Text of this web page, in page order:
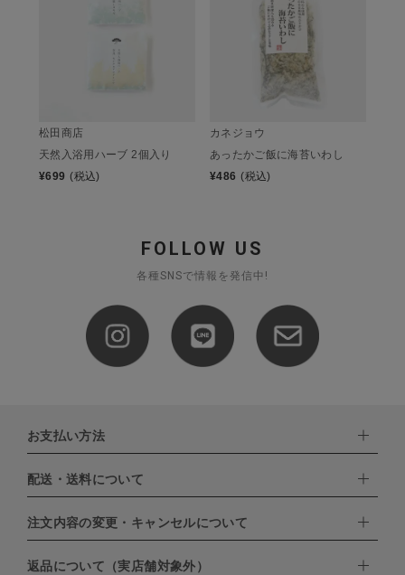
松田商店
天然入浴用ハーブ 2個入り
¥699 (税込)
カネジョウ
あったかご飯に海苔いわし
¥486 (税込)
FOLLOW US
各種SNSで情報を発信中!
お支払い方法
下記お支払い方法よりお選びいただけます。
・クレジットカード（VISA,mastercard,JCB,AMERICAN
EXPRESS,Diners Club）
・PayPay
配送・送料について
配達業者：日本郵便
北海道：1,400円
注文内容の変更・キャンセルについて
ご注文日当日から翌日のAM9:00までにご連絡頂いた場合はキャン
返品について（実店舗対象外）